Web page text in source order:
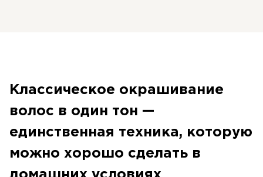
Классическое окрашивание
волос в один тон —
единственная техника, которую
можно хорошо сделать в